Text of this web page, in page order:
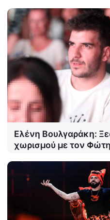
Ελένη Βουλγαράκη:
χωρισμού με τον